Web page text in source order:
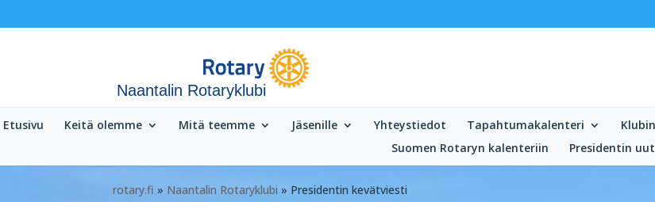
Naantalin Rotaryklubi
Etusivu Keitä olemme Mitä teemme Jäsenille Yhteystiedot Tapahtumakalenteri
Suomen Rotaryn kalenteriin
Presidentin
rotary.fi » Naantalin Rotaryklubi » Presidentin kevätviesti